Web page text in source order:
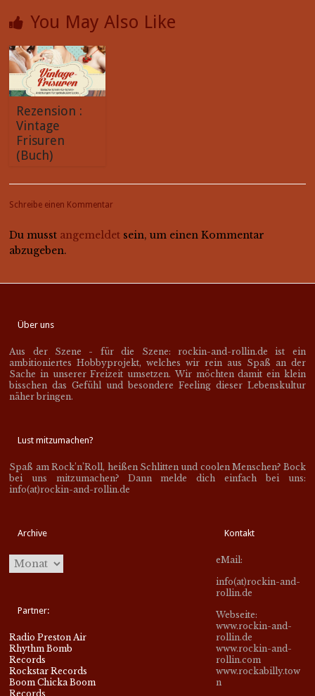
You May Also Like
Rezension :
Vintage
Frisuren
(Buch)
Schreibe einen Kommentar
Du musst angemeldet sein, um einen Kommentar
abzugeben.
Über uns
Aus der Szene - für die Szene: rockin-and-rollin.de ist ein
ambitioniertes Hobbyprojekt, welches wir rein aus Spaß an der
Sache in unserer Freizeit umsetzen. Wir möchten damit ein klein
bisschen das Gefühl und besondere Feeling dieser Lebenskultur
näher bringen.
Lust mitzumachen?
Spaß am Rock’n’Roll, heißen Schlitten und coolen Menschen? Bock
bei uns mitzumachen? Dann melde dich einfach bei uns:
info(at)rockin-and-rollin.de
Archive
Partner:
Radio Preston Air
Rhythm Bomb
Records
Rockstar Records
Boom Chicka Boom
Records
Kontakt
eMail:
info(at)rockin-and-
rollin.de
Webseite:
www.rockin-and-
rollin.de
www.rockin-and-
rollin.com
www.rockabilly.tow
n